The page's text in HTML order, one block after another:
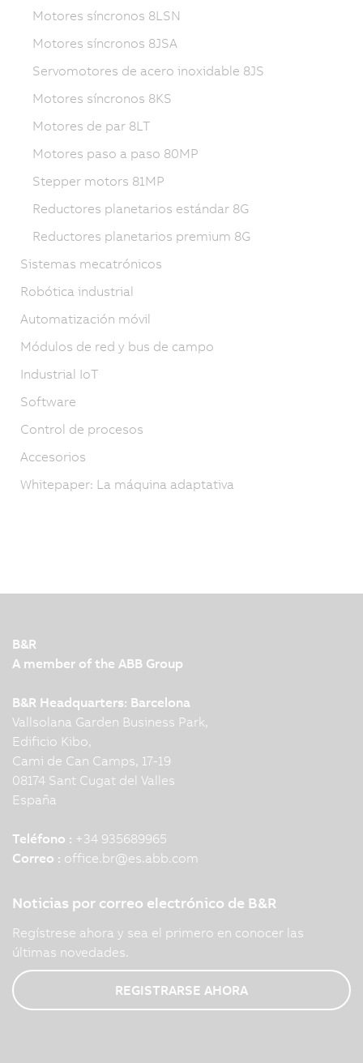
Motores síncronos 8LSN
Motores síncronos 8JSA
Servomotores de acero inoxidable 8JS
Motores síncronos 8KS
Motores de par 8LT
Motores paso a paso 80MP
Stepper motors 81MP
Reductores planetarios estándar 8G
Reductores planetarios premium 8G
Sistemas mecatrónicos
Robótica industrial
Automatización móvil
Módulos de red y bus de campo
Industrial IoT
Software
Control de procesos
Accesorios
Whitepaper: La máquina adaptativa
B&R
A member of the ABB Group
B&R Headquarters: Barcelona
Vallsolana Garden Business Park,
Edificio Kibo,
Cami de Can Camps, 17-19
08174 Sant Cugat del Valles
España
Teléfono : +34 935689965
Correo : office.br@es.abb.com
Noticias por correo electrónico de B&R
Regístrese ahora y sea el primero en conocer las
últimas novedades.
REGISTRARSE AHORA